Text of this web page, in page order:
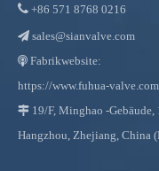
 +86 571 8768 0216
 sales@sianvalve.com
 Fabrikwebsite:
https://www.fuhua-
 19/F, Minghao -
Hangzhou, Zhejiang, China